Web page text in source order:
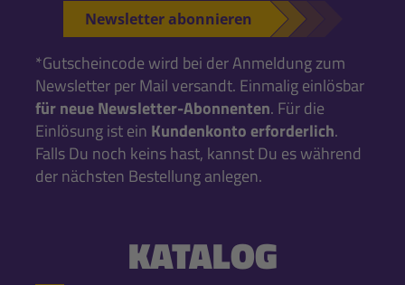
Newsletter abonnieren
*Gutscheincode wird bei der Anmeldung zum
Newsletter per Mail versandt. Einmalig einlösbar
für neue Newsletter-Abonnenten. Für die
Einlösung ist ein Kundenkonto erforderlich.
Falls Du noch keins hast, kannst Du es während
der nächsten Bestellung anlegen.
KATALOG